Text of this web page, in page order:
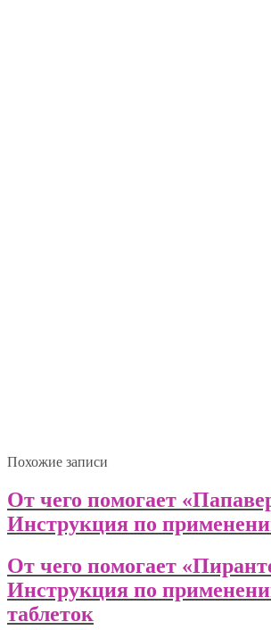
Похожие записи
От чего помогает
Инструкция по
От чего помогает
Инструкция по
таблеток